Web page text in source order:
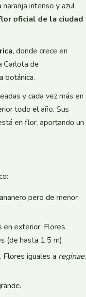
intenso y azul
oficial de la ciudad
, donde crece en
Carlota de
botánica.
y cada vez más en
todo el año. Sus
en flor, aportando un
pero de menor
exterior. Flores
(de hasta 1,5 m).
iguales a reginae.